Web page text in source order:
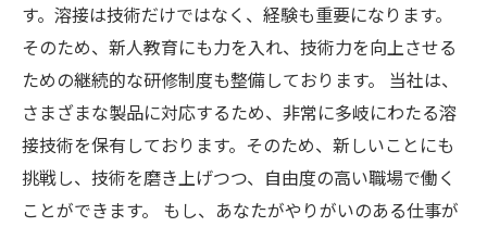
す。溶接は技術だけではなく、経験も重要になります。
そのため、新人教育にも力を入れ、技術力を向上させる
ための継続的な研修制度も整備しております。 当社は、
さまざまな製品に対応するため、非常に多岐にわたる溶
接技術を保有しております。そのため、新しいことにも
挑戦し、技術を磨き上げつつ、自由度の高い職場で働く
ことができます。 もし、あなたがやりがいのある仕事が